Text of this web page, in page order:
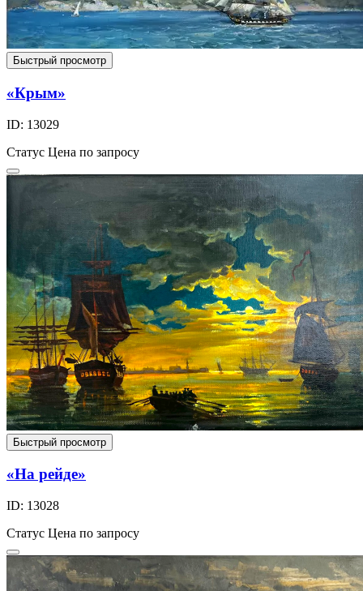
Быстрый просмотр
«Крым»
ID: 13029
Статус Цена по запросу
Быстрый просмотр
«На рейде»
ID: 13028
Статус Цена по запросу